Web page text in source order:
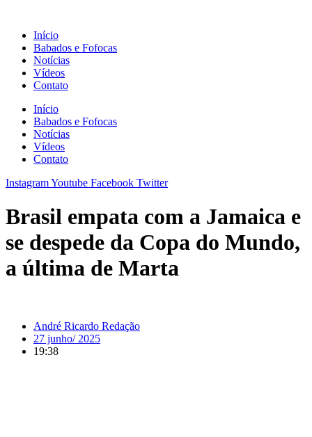
conteúdo
Início
Babados e Fofocas
Notícias
Vídeos
Contato
Início
Babados e Fofocas
Notícias
Vídeos
Contato
InstagramYoutube Facebook Twitter
Brasil empata com a Jamaica e
se despede da Copa do Mundo,
a última de Marta
André Ricardo Redação
27 junho/ 2025
19:38